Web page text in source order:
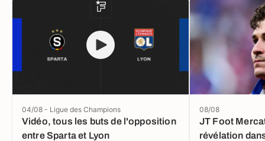
Vidéo, tous les buts de l'opposition
entre Sparta et Lyon
04/08 - Ligue des Champions
JT Foot
révélation
08/08